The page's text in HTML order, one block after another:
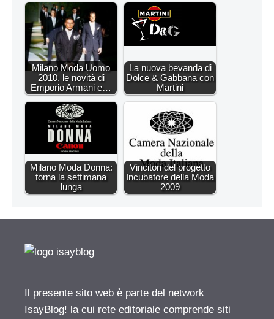
Milano Moda Uomo
2010, le novità di
Emporio Armani e…
La nuova bevanda di
Dolce & Gabbana con
Martini
Milano Moda Donna:
torna la settimana
lunga
Vincitori del progetto
Incubatore della Moda
2009
Il presente sito web è parte del network
IsayBlog! la cui rete editoriale comprende siti